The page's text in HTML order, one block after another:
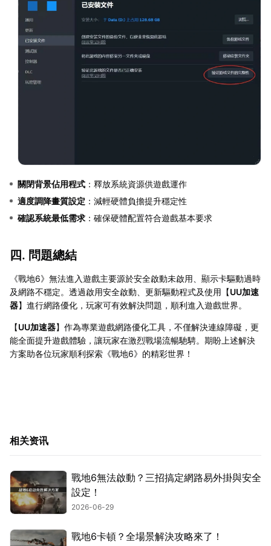
關閉背景佔用程式 ：釋放系統資源供遊戲運作
適度調降畫質設定 ：減輕硬體負擔提升穩定性
確認系統最低需求 ：確保硬體配置符合遊戲基本要求
四. 問題總結
《戰地6》無法進入遊戲主要源於安全啟動未啟用、顯示卡驅動過時
及網路不穩定。透過啟用安全啟動、更新驅動程式及使用【UU加速
器】進行網路優化，玩家可有效解決問題，順利進入遊戲世界。
【UU加速器】作為專業遊戲網路優化工具，不僅解決連線障礙，更
能全面提升遊戲體驗，讓玩家在激烈戰場流暢馳騁。期盼上述解決
方案助各位玩家順利探索《戰地6》的精彩世界！
相关资讯
戰地6無法啟動？三招搞定網路易外掛與安全
設定！
2026-06-29
戰地6卡頓？全場景解決攻略來了！